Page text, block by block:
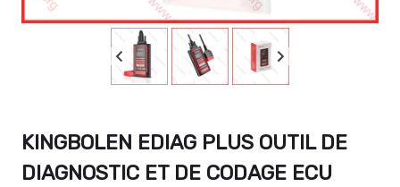
KINGBOLEN EDIAG PLUS OUTIL DE
DIAGNOSTIC ET DE CODAGE ECU